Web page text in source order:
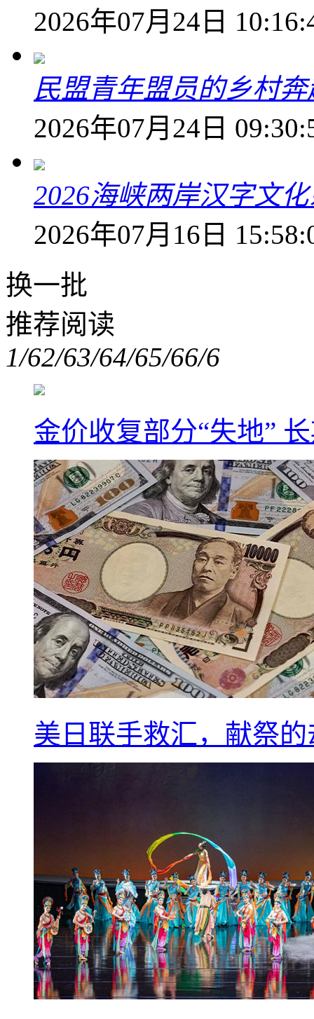
2026年07月24日
民盟青年盟员的乡村
2026年07月24日
2026海峡两岸汉字文
2026年07月16日
换一批
推荐阅读
1/62/63/64/65/66/6
金价收复部分“失地”
美日联手救汇，献祭